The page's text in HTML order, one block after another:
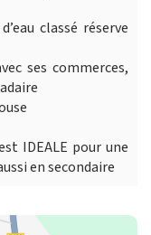
classé réserve
ses commerces,
IDEALE pour une
en secondaire